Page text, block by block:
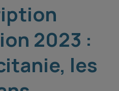
2023 :
les